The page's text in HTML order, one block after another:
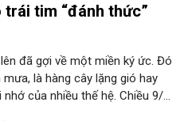
trái tim “đánh thức”
đã gợi về một miền ký ức. Đó
là hàng cây lặng gió hay
của nhiều thế hệ. Chiều 9/8,
Tổ, chương trình “Âm nhạc